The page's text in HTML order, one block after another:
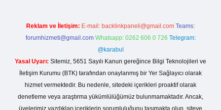
Reklam ve İletişim: E-mail: backlinkpaneli@gmail.com Teams:
forumhizmeti@gmail.com Whatsapp: 0262 606 0 726 Telegram:
@karabul
Yasal Uyarı: Sitemiz, 5651 Sayılı Kanun gereğince Bilgi Teknolojileri ve
İletişim Kurumu (BTK) tarafından onaylanmış bir Yer Sağlayıcı olarak
hizmet vermektedir. Bu nedenle, sitedeki içerikleri proaktif olarak
denetleme veya araştırma yükümlülüğümüz bulunmamaktadır. Ancak,
üyelerimiz yazdıkları içeriklerin sorumluluğunu taşımakta olup, siteye